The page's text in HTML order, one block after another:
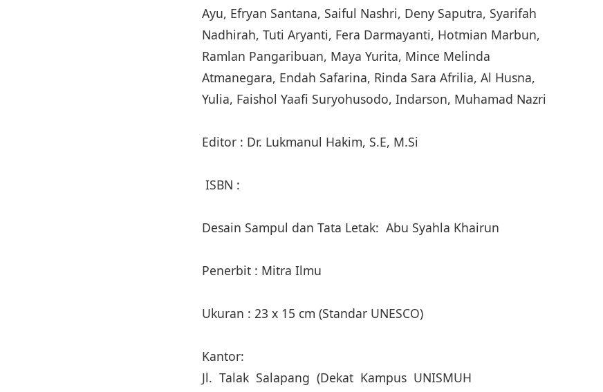
Ayu, Efryan Santana, Saiful Nashri, Deny Saputra, Syarifah
Nadhirah, Tuti Aryanti, Fera Darmayanti, Hotmian Marbun,
Ramlan Pangaribuan, Maya Yurita, Mince Melinda
Atmanegara, Endah Safarina, Rinda Sara Afrilia, Al Husna,
Yulia, Faishol Yaafi Suryohusodo, Indarson, Muhamad Nazri
Editor : Dr. Lukmanul Hakim, S.E, M.Si
ISBN :
Desain Sampul dan Tata Letak: Abu Syahla Khairun
Penerbit : Mitra Ilmu
Ukuran : 23 x 15 cm (Standar UNESCO)
Kantor:
Jl. Talak Salapang (Dekat Kampus UNISMUH